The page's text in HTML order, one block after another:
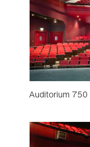
Auditorium